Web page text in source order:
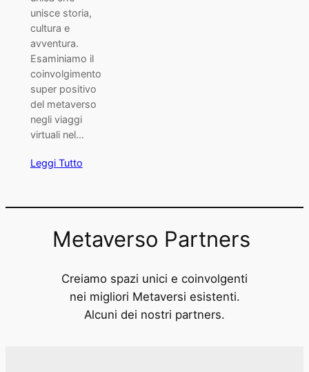
unisce storia,
cultura e
avventura.
Esaminiamo il
coinvolgimento
super positivo
del metaverso
negli viaggi
virtuali nel…
Leggi Tutto
Metaverso Partners
Creiamo spazi unici e coinvolgenti
nei migliori Metaversi esistenti.
Alcuni dei nostri partners.